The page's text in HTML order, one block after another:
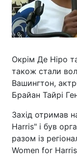
Окрім Де Ніро
також стали
Вашингтон,
Брайан Тайрі
Захід отримав
Harris" і був
разом із
Women for